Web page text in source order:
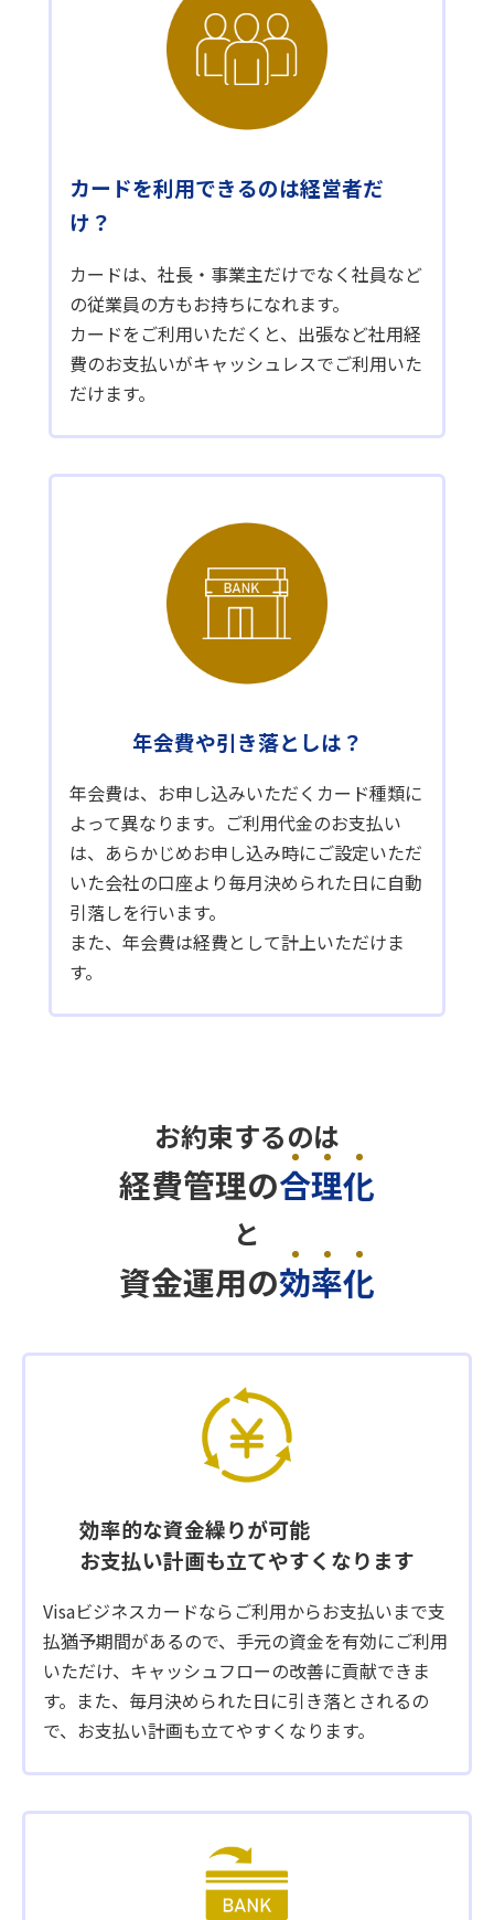
カードを利用できるのは経営者だ
け？
カードは、社長・事業主だけでなく社員など
の従業員の方もお持ちになれます。
カードをご利用いただくと、出張など社用経
費のお支払いがキャッシュレスでご利用いた
だけます。
年会費や引き落としは？
年会費は、お申し込みいただくカード種類に
よって異なります。ご利用代金のお支払い
は、あらかじめお申し込み時にご設定いただ
いた会社の口座より毎月決められた日に自動
引落しを行います。
また、年会費は経費として計上いただけま
す。
お約束するのは
経費管理の合理化
と
資金運用の効率化
効率的な資金繰りが可能
お支払い計画も立てやすくなります
Visaビジネスカードならご利用からお支払いまで支
払猶予期間があるので、手元の資金を有効にご利用
いただけ、キャッシュフローの改善に貢献できま
す。また、毎月決められた日に引き落とされるの
で、お支払い計画も立てやすくなります。